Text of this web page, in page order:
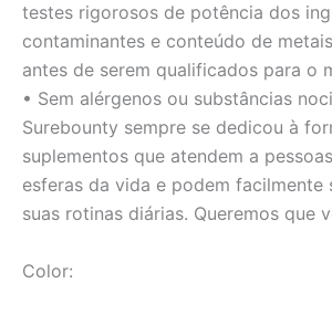
testes rigorosos de potência dos
contaminantes e conteúdo de
antes de serem qualificados para o
• Sem alérgenos ou substâncias
Surebounty sempre se dedicou à
suplementos que atendem a
esferas da vida e podem facilmente
suas rotinas diárias. Queremos que
Color: